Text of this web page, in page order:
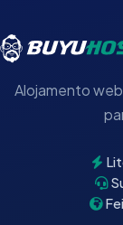
Alojamento